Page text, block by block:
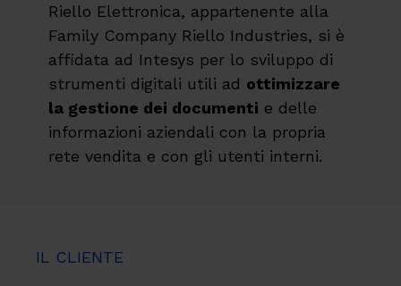
Riello Elettronica, appartenente alla
Family Company Riello Industries, si è
affidata ad Intesys per lo sviluppo di
strumenti digitali utili ad ottimizzare
la gestione dei documenti e delle
informazioni aziendali con la propria
rete vendita e con gli utenti interni.
IL CLIENTE